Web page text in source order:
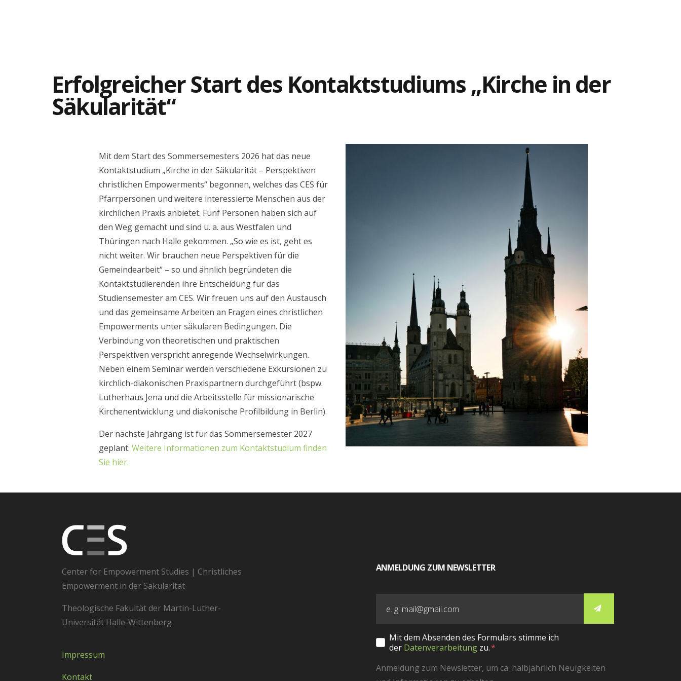
Erfolgreicher Start des Kontaktstudiums „Kirche in der
Säkularität“
Mit dem Start des Sommersemesters 2026 hat das neue
Kontaktstudium „Kirche in der Säkularität – Perspektiven
christlichen Empowerments“ begonnen, welches das CES für
Pfarrpersonen und weitere interessierte Menschen aus der
kirchlichen Praxis anbietet. Fünf Personen haben sich auf
den Weg gemacht und sind u. a. aus Westfalen und
Thüringen nach Halle gekommen. „So wie es ist, geht es
nicht weiter. Wir brauchen neue Perspektiven für die
Gemeindearbeit“ – so und ähnlich begründeten die
Kontaktstudierenden ihre Entscheidung für das
Studiensemester am CES. Wir freuen uns auf den Austausch
und das gemeinsame Arbeiten an Fragen eines christlichen
Empowerments unter säkularen Bedingungen. Die
Verbindung von theoretischen und praktischen
Perspektiven verspricht anregende Wechselwirkungen.
Neben einem Seminar werden verschiedene Exkursionen zu
kirchlich-diakonischen Praxispartnern durchgeführt (bspw.
Lutherhaus Jena und die Arbeitsstelle für missionarische
Kirchenentwicklung und diakonische Profilbildung in Berlin).
Der nächste Jahrgang ist für das Sommersemester 2027
geplant. Weitere Informationen zum Kontaktstudium finden
Sie hier.
Center for Empowerment Studies | Christliches
Empowerment in der Säkularität
Theologische Fakultät der Martin-Luther-
Universität Halle-Wittenberg
Impressum
Kontakt
ANMELDUNG ZUM NEWSLETTER
Mit dem Absenden des Formulars stimme ich
der Datenverarbeitungzu.
Anmeldung zum Newsletter, um ca. halbjährlich Neuigkeiten